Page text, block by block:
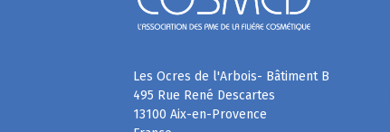
Les Ocres de l'Arbois- Bâtiment B
495 Rue René Descartes
13100 Aix-en-Provence